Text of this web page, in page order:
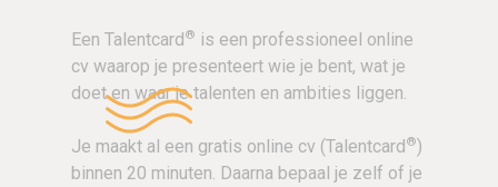
Een Talentcard® is een professioneel online
cv waarop je presenteert wie je bent, wat je
doet en waar je talenten en ambities liggen.
Je maakt al een gratis online cv (Talentcard®)
binnen 20 minuten. Daarna bepaal je zelf of je